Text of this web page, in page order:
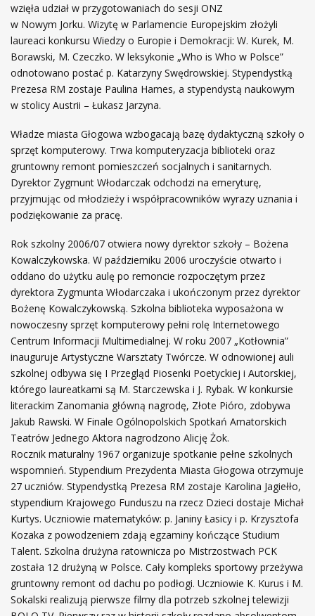
wzięła udział w przygotowaniach do sesji ONZ
w Nowym Jorku. Wizytę w Parlamencie Europejskim złożyli
laureaci konkursu Wiedzy o Europie i Demokracji: W. Kurek, M.
Borawski, M. Czeczko. W leksykonie „Who is Who w Polsce”
odnotowano postać p. Katarzyny Swędrowskiej. Stypendystką
Prezesa RM zostaje Paulina Hames, a stypendystą naukowym
w stolicy Austrii – Łukasz Jarzyna.
Władze miasta Głogowa wzbogacają bazę dydaktyczną szkoły o
sprzęt komputerowy. Trwa komputeryzacja biblioteki oraz
gruntowny remont pomieszczeń socjalnych i sanitarnych.
Dyrektor Zygmunt Włodarczak odchodzi na emeryturę,
przyjmując od młodzieży i współpracowników wyrazy uznania i
podziękowanie za pracę.
Rok szkolny 2006/07 otwiera nowy dyrektor szkoły – Bożena
Kowalczykowska. W październiku 2006 uroczyście otwarto i
oddano do użytku aulę po remoncie rozpoczętym przez
dyrektora Zygmunta Włodarczaka i ukończonym przez dyrektor
Bożenę Kowalczykowską. Szkolna biblioteka wyposażona w
nowoczesny sprzęt komputerowy pełni rolę Internetowego
Centrum Informacji Multimedialnej. W roku 2007 „Kotłownia”
inauguruje Artystyczne Warsztaty Twórcze. W odnowionej auli
szkolnej odbywa się I Przegląd Piosenki Poetyckiej i Autorskiej,
którego laureatkami są M. Starczewska i J. Rybak. W konkursie
literackim Zanomania główną nagrodę, Złote Pióro, zdobywa
Jakub Rawski. W Finale Ogólnopolskich Spotkań Amatorskich
Teatrów Jednego Aktora nagrodzono Alicję Żok.
Rocznik maturalny 1967 organizuje spotkanie pełne szkolnych
wspomnień. Stypendium Prezydenta Miasta Głogowa otrzymuje
27 uczniów. Stypendystką Prezesa RM zostaje Karolina Jagiełło,
stypendium Krajowego Funduszu na rzecz Dzieci dostaje Michał
Kurtys. Uczniowie matematyków: p. Janiny Łasicy i p. Krzysztofa
Kozaka z powodzeniem zdają egzaminy kończące Studium
Talent. Szkolna drużyna ratownicza po Mistrzostwach PCK
została 12 drużyną w Polsce. Cały kompleks sportowy przeżywa
gruntowny remont od dachu po podłogi. Uczniowie K. Kurus i M.
Sokalski realizują pierwsze filmy dla potrzeb szkolnej telewizji